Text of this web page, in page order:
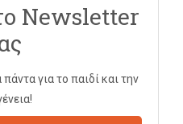
Newsletter
για το παιδί και την